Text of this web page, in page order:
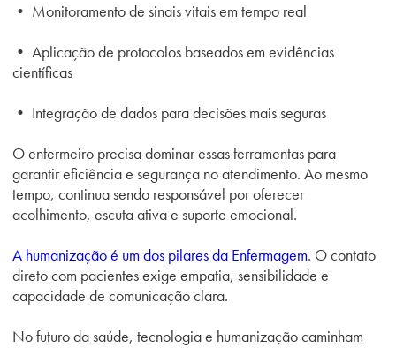
• Monitoramento de sinais vitais em tempo real
• Aplicação de protocolos baseados em evidências
científicas
• Integração de dados para decisões mais seguras
O enfermeiro precisa dominar essas ferramentas para
garantir eficiência e segurança no atendimento. Ao mesmo
tempo, continua sendo responsável por oferecer
acolhimento, escuta ativa e suporte emocional.
A humanização é um dos pilares da Enfermagem. O contato
direto com pacientes exige empatia, sensibilidade e
capacidade de comunicação clara.
No futuro da saúde, tecnologia e humanização caminham